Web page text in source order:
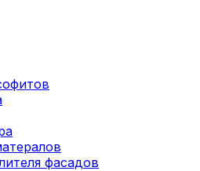
фасадов